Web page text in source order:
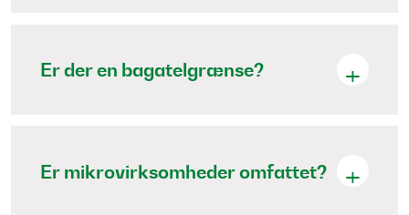
Er der en bagatelgrænse?
Er mikrovirksomheder omfattet?